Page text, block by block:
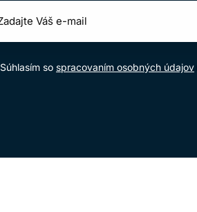
Súhlasím so spracovaním osobných údajov